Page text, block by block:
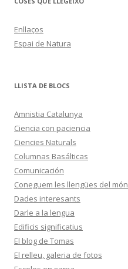
Enllaços
Espai de Natura
LLISTA DE BLOCS
Amnistia Catalunya
Ciencia con paciencia
Ciencies Naturals
Columnas Basálticas
Comunicación
Coneguem les llengües del món
Dades interesants
Darle a la lengua
Edificis significatius
El blog de Tomas
El relleu, galeria de fotos